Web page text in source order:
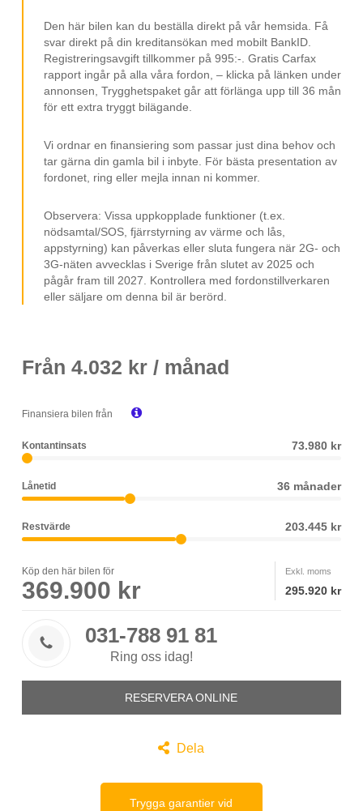
Isofix
Svensksåld
Leasebar Till Företag
Den här bilen kan du beställa direkt på vår hemsida. Få
svar direkt på din kreditansökan med mobilt BankID.
Registreringsavgift tillkommer på 995:-. Gratis Carfax
rapport ingår på alla våra fordon, – klicka på länken under
annonsen, Trygghetspaket går att förlänga upp till 36 mån
för ett extra tryggt bilägande.
Vi ordnar en finansiering som passar just dina behov och
tar gärna din gamla bil i inbyte. För bästa presentation av
fordonet, ring eller mejla innan ni kommer.
Observera: Vissa uppkopplade funktioner (t.ex.
nödsamtal/SOS, fjärrstyrning av värme och lås,
appstyrning) kan påverkas eller sluta fungera när 2G- och
3G-näten avvecklas i Sverige från slutet av 2025 och
pågår fram till 2027. Kontrollera med fordonstillverkaren
eller säljare om denna bil är berörd.
Från 4.032 kr / månad
Finansiera bilen från 
Kontantinsats 73.980 kr
Lånetid 36 månader
Restvärde 203.445 kr
Köp den här bilen för
369.900 kr
Exkl. moms
295.920 kr
 031-788 91 81
Ring oss idag!
RESERVERA ONLINE
 Dela
Trygga garantier vid